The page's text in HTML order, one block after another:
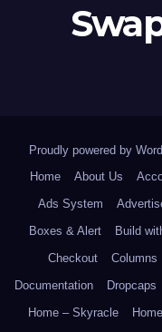
Proudly powered by
Home
About Us
Ads System
Boxes & Alert
Build
Checkout
Columns
Documentation
Dropcaps
Home – Skyracle